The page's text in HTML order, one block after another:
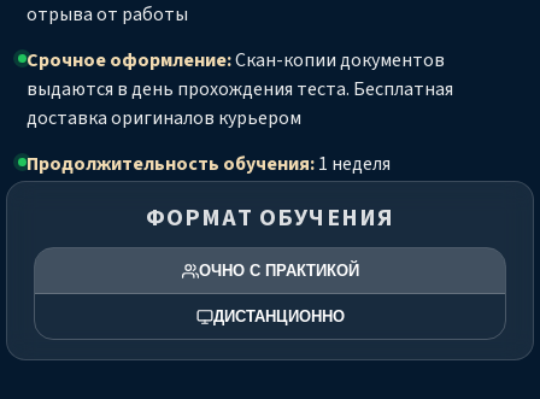
отрыва от работы
Срочное оформление:Скан-копии документов
выдаются в день прохождения теста. Бесплатная
доставка оригиналов курьером
Продолжительность обучения:1 неделя
ФОРМАТ ОБУЧЕНИЯ
ОЧНО С ПРАКТИКОЙ
ДИСТАНЦИОННО